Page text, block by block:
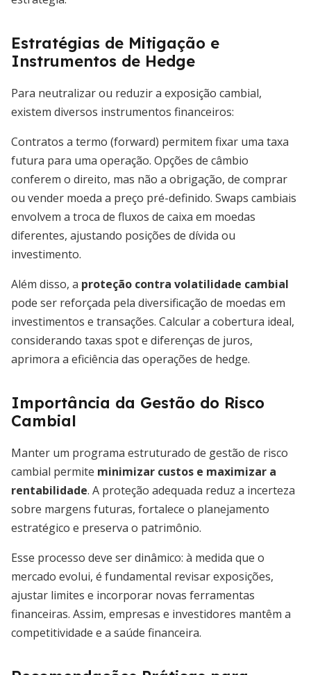
Estratégias de Mitigação e
Instrumentos de Hedge
Para neutralizar ou reduzir a exposição cambial,
existem diversos instrumentos financeiros:
Contratos a termo (forward) permitem fixar uma taxa
futura para uma operação. Opções de câmbio
conferem o direito, mas não a obrigação, de comprar
ou vender moeda a preço pré-definido. Swaps cambiais
envolvem a troca de fluxos de caixa em moedas
diferentes, ajustando posições de dívida ou
investimento.
Além disso, a proteção contra volatilidade cambial
pode ser reforçada pela diversificação de moedas em
investimentos e transações. Calcular a cobertura ideal,
considerando taxas spot e diferenças de juros,
aprimora a eficiência das operações de hedge.
Importância da Gestão do Risco
Cambial
Manter um programa estruturado de gestão de risco
cambial permite minimizar custos e maximizar a
rentabilidade. A proteção adequada reduz a incerteza
sobre margens futuras, fortalece o planejamento
estratégico e preserva o patrimônio.
Esse processo deve ser dinâmico: à medida que o
mercado evolui, é fundamental revisar exposições,
ajustar limites e incorporar novas ferramentas
financeiras. Assim, empresas e investidores mantêm a
competitividade e a saúde financeira.